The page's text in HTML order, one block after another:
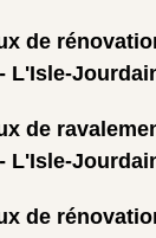
de
L'Isle-
de
L'Isle-
de